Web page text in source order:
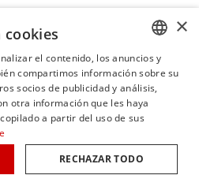
×
el contenido, los anuncios y
compartimos información sobre su
socios de publicidad y análisis,
otra información que les haya
a partir del uso de sus
RECHAZAR TODO